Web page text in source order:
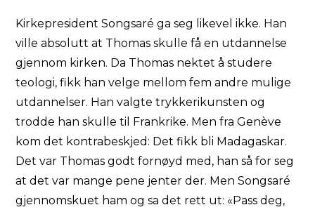
Kirkepresident Songsaré ga seg likevel ikke. Han
ville absolutt at Thomas skulle få en utdannelse
gjennom kirken. Da Thomas nektet å studere
teologi, fikk han velge mellom fem andre mulige
utdannelser. Han valgte trykkerikunsten og
trodde han skulle til Frankrike. Men fra Genève
kom det kontrabeskjed: Det fikk bli Madagaskar.
Det var Thomas godt fornøyd med, han så for seg
at det var mange pene jenter der. Men Songsaré
gjennomskuet ham og sa det rett ut: «Pass deg,